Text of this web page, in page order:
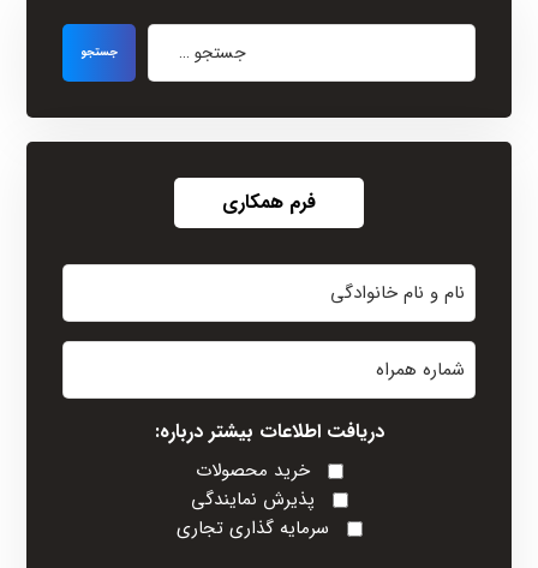
فرم همکاری
نام
(Required)
دریافت اطلاعات بیشتر درباره:
خرید محصولات
پذیرش نمایندگی
سرمایه گذاری تجاری